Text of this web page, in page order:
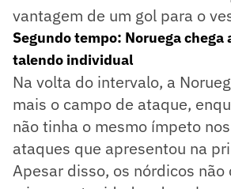
vantagem de um gol para o
Segundo tempo: Noruega chega
talendo individual
Na volta do intervalo, a
mais o campo de ataque,
não tinha o mesmo ímpeto
ataques que apresentou na
Apesar disso, os nórdicos não